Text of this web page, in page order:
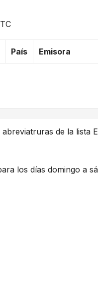
País Emisora
de la lista
los días domingo a